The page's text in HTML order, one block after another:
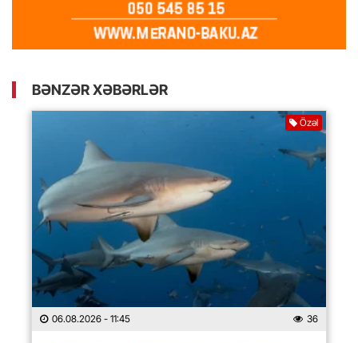
BƏNZƏR XƏBƏRLƏR
Özəl
06.08.2026 - 11:45 36